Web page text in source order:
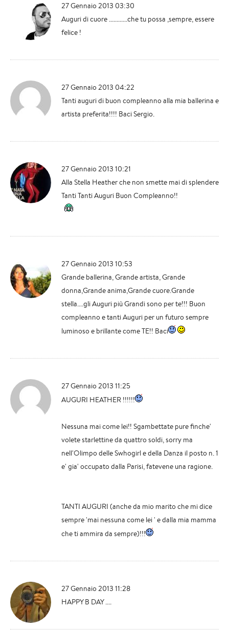
27 Gennaio 2013 03:30
Auguri di cuore ............che tu possa ,sempre, essere
felice !
27 Gennaio 2013 04:22
Tanti auguri di buon compleanno alla mia ballerina e
artista preferita!!!! Baci Sergio.
27 Gennaio 2013 10:21
Alla Stella Heather che non smette mai di splendere
Tanti Tanti Auguri Buon Compleanno!!
27 Gennaio 2013 10:53
Grande ballerina, Grande artista, Grande
donna,Grande anima,Grande cuore.Grande
stella....gli Auguri più Grandi sono per te!!! Buon
compleanno e tanti Auguri per un futuro sempre
luminoso e brillante come TE!! Baci
27 Gennaio 2013 11:25
AUGURI HEATHER !!!!!!
Nessuna mai come lei!! Sgambettate pure finche'
volete starlettine da quattro soldi, sorry ma
nell'Olimpo delle Swhogirl e della Danza il posto n. 1
e' gia' occupato dalla Parisi, fatevene una ragione.
TANTI AUGURI (anche da mio marito che mi dice
sempre 'mai nessuna come lei ' e dalla mia mamma
che ti ammira da sempre)!!!
27 Gennaio 2013 11:28
HAPPY B DAY ....